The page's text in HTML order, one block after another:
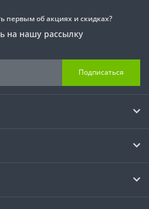
первым об акциях и скидках?
на нашу рассылку
Подписаться